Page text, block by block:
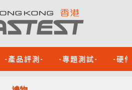
-產品評測- -專題測試- -硬